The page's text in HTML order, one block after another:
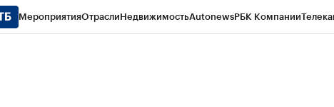
МероприятияОтраслиНедвижимостьAutonewsРБК Компании